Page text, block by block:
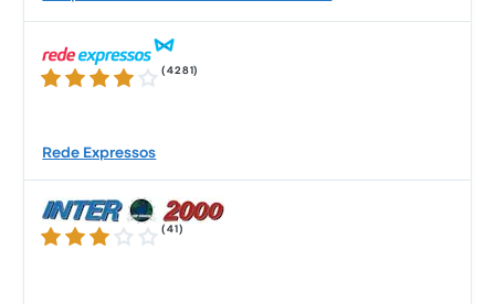
4.0 de 5 estrelas
(4281 )
Rede Expressos
3.0 de 5 estrelas
(41 )